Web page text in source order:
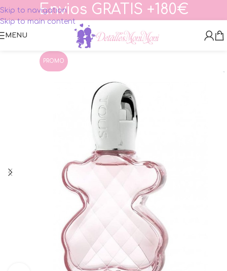
Skip to navigation
Skip to main content
Envios GRATIS +180€
MENU
PROMO